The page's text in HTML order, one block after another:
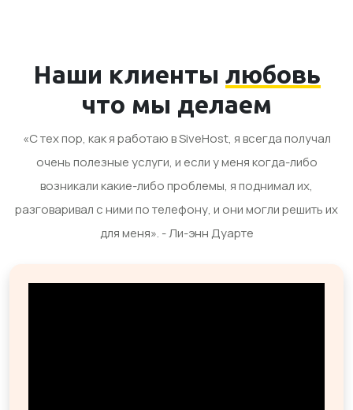
Наши клиенты любовь
что мы делаем
«С тех пор, как я работаю в SiveHost, я всегда получал
очень полезные услуги, и если у меня когда-либо
возникали какие-либо проблемы, я поднимал их,
разговаривал с ними по телефону, и они могли решить их
для меня». - Ли-энн Дуарте